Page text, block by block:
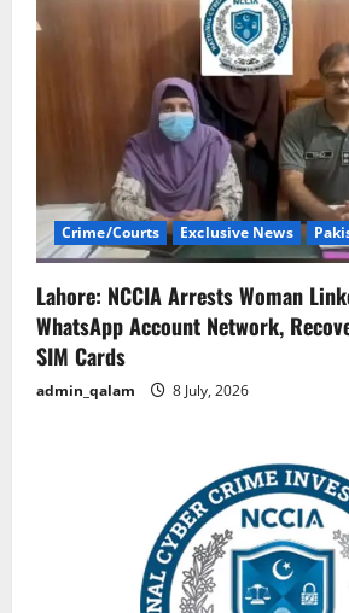
Crime/Courts Exclusive News
Lahore: NCCIA Arrests Woman
WhatsApp Account Network,
SIM Cards
admin_qalam 8 July, 2026